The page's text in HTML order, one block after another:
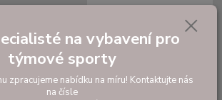
0,00 Kč
na vybavení pro
týmové sporty
zpracujeme nabídku na míru! Kontaktujte nás
na čísle